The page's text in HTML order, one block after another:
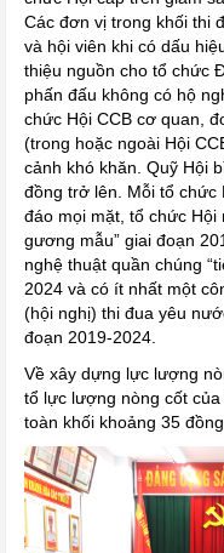
Các đơn vị trong khối thi
và hội viên khi có dấu
thiệu nguồn cho tổ chức
phấn đấu không có hộ
chức Hội CCB cơ quan,
(trong hoặc ngoài Hội
cảnh khó khăn. Quỹ Hội
đồng trở lên. Mỗi tổ chức
đáo mọi mặt, tổ chức Hội
gương mẫu” giai đoạn
nghệ thuật quần chúng
2024 và có ít nhất một
(hội nghị) thi đua yêu
đoạn 2019-2024.
Về xây dựng lực lượng
tổ lực lượng nòng cốt
toàn khối khoảng 35